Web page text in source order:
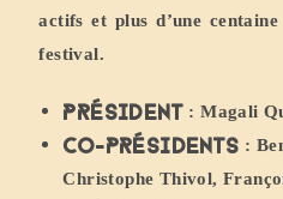
actifs et plus d’une
festival.
Président : Magali
Co-présidents :
Christophe Thivol,